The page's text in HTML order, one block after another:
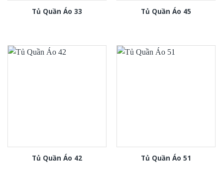
Tủ Quần Áo 33 Tủ Quần Áo 45
Tủ Quần Áo 42 Tủ Quần Áo 51